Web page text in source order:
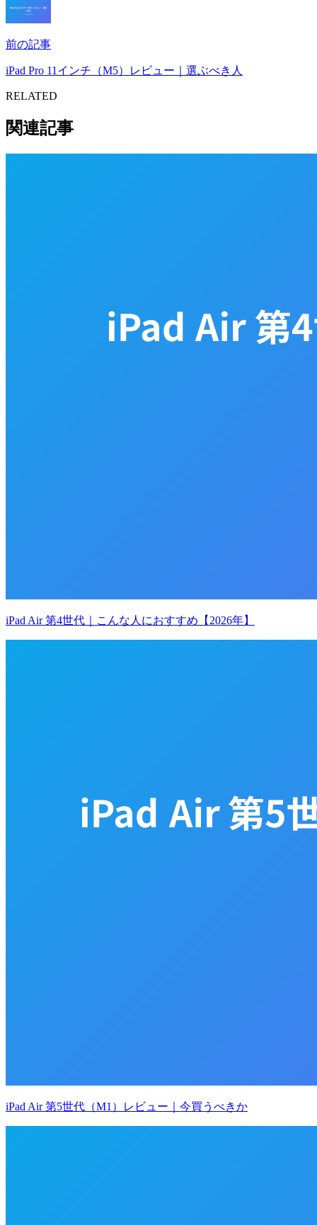
前の記事
iPad Pro 11インチ（M5）レビュー｜選ぶべき人
RELATED
関連記事
iPad Air 第4世代｜こんな人におすすめ【2026年】
iPad Air 第5世代（M1）レビュー｜今買うべきか